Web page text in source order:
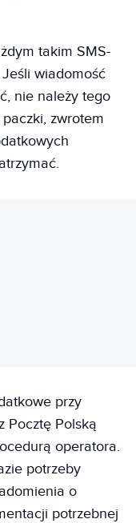
takim SMS-
wiadomość
nie należy tego
zwrotem
przy
Pocztę Polską
operatora.
potrzeby
o
potrzebnej